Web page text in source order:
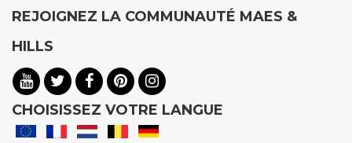
REJOIGNEZ LA COMMUNAUTÉ MAES &
HILLS
CHOISISSEZ VOTRE LANGUE